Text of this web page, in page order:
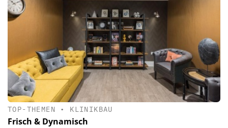
TOP-THEMEN • KLINIKBAU
Frisch & Dynamisch